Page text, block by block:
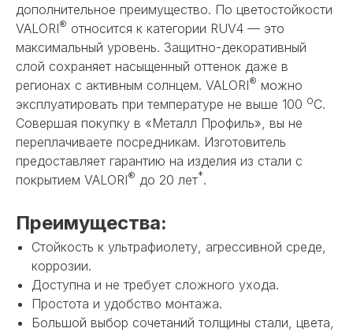
дополнительное преимущество. По цветостойкости
VALORI® относится к категории RUV4 — это
максимальный уровень. Защитно-декоративный
слой сохраняет насыщенный оттенок даже в
регионах с активным солнцем. VALORI® можно
эксплуатировать при температуре не выше 100 оС.
Совершая покупку в «Металл Профиль», вы не
переплачиваете посредникам. Изготовитель
предоставляет гарантию на изделия из стали с
покрытием VALORI® до 20 лет*.
Преимущества:
Стойкость к ультрафиолету, агрессивной среде,
коррозии.
Доступна и не требует сложного ухода.
Простота и удобство монтажа.
Большой выбор сочетаний толщины стали, цвета,